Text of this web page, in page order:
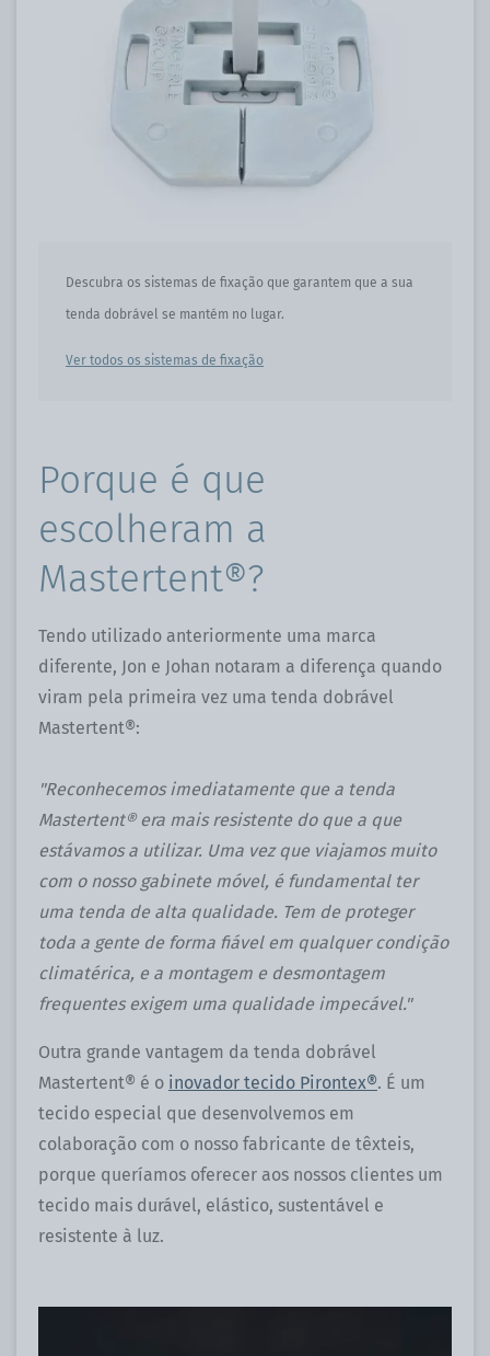
Descubra os sistemas de fixação que garantem que a sua
tenda dobrável se mantém no lugar.
Ver todos os sistemas de fixação
Porque é que
escolheram a
Mastertent®?
Tendo utilizado anteriormente uma marca
diferente, Jon e Johan notaram a diferença quando
viram pela primeira vez uma tenda dobrável
Mastertent®:
"Reconhecemos imediatamente que a tenda
Mastertent® era mais resistente do que a que
estávamos a utilizar. Uma vez que viajamos muito
com o nosso gabinete móvel, é fundamental ter
uma tenda de alta qualidade. Tem de proteger
toda a gente de forma fiável em qualquer condição
climatérica, e a montagem e desmontagem
frequentes exigem uma qualidade impecável."
Outra grande vantagem da tenda dobrável
Mastertent® é o inovador tecido Pirontex®. É um
tecido especial que desenvolvemos em
colaboração com o nosso fabricante de têxteis,
porque queríamos oferecer aos nossos clientes um
tecido mais durável, elástico, sustentável e
resistente à luz.